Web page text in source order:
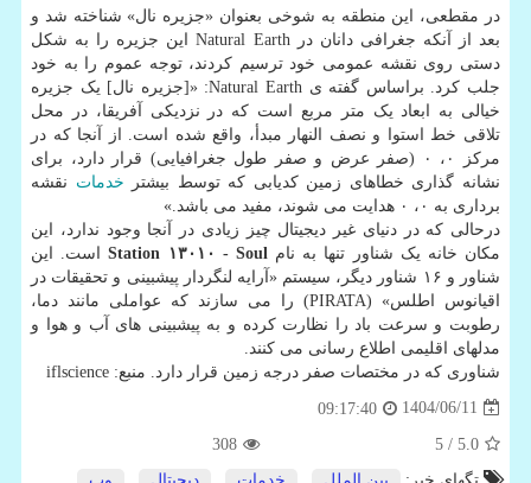
در مقطعی، این منطقه به شوخی بعنوان «جزیره نال» شناخته شد و
بعد از آنکه جغرافی دانان در Natural Earth این جزیره را به شکل
دستی روی نقشه عمومی خود ترسیم کردند، توجه عموم را به خود
جلب کرد. براساس گفته ی Natural Earth: «[جزیره نال] یک جزیره
خیالی به ابعاد یک متر مربع است که در نزدیکی آفریقا، در محل
تلاقی خط استوا و نصف النهار مبدأ، واقع شده است. از آنجا که در
مرکز ۰، ۰ (صفر عرض و صفر طول جغرافیایی) قرار دارد، برای
نشانه گذاری خطاهای زمین کدیابی که توسط بیشتر خدمات نقشه
برداری به ۰، ۰ هدایت می شوند، مفید می باشد.»
درحالی که در دنیای غیر دیجیتال چیز زیادی در آنجا وجود ندارد، این
مکان خانه یک شناور تنها به نامStation ۱۳۰۱۰ - Soulاست. این
شناور و ۱۶ شناور دیگر، سیستم «آرایه لنگردار پیشبینی و تحقیقات در
اقیانوس اطلس» (PIRATA) را می سازند که عواملی مانند دما،
رطوبت و سرعت باد را نظارت کرده و به پیشبینی های آب و هوا و
مدلهای اقلیمی اطلاع رسانی می کنند.
شناوری که در مختصات صفر درجه زمین قرار دارد. منبع: iflscience
1404/06/11
09:17:40
5.0
/ 5
308